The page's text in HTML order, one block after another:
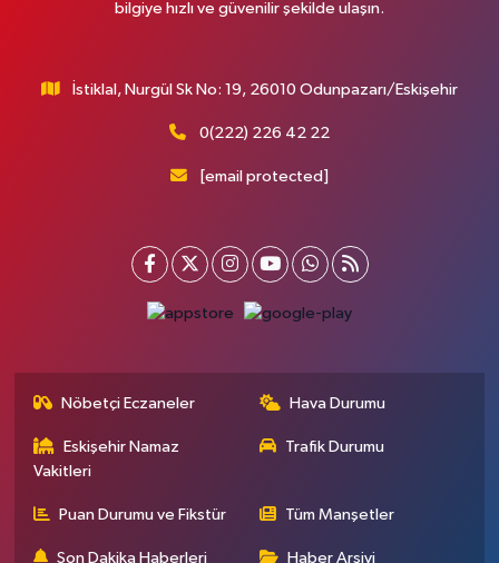
bilgiye hızlı ve güvenilir şekilde ulaşın.
İstiklal, Nurgül Sk No: 19, 26010 Odunpazarı/Eskişehir
0(222) 226 42 22
[email protected]
Nöbetçi Eczaneler Hava Durumu
Eskişehir Namaz
Vakitleri
Trafik Durumu
Puan Durumu ve Fikstür Tüm Manşetler
Son Dakika Haberleri Haber Arşivi